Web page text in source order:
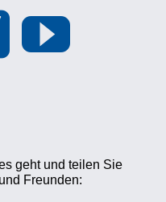
geht und teilen Sie
Freunden: